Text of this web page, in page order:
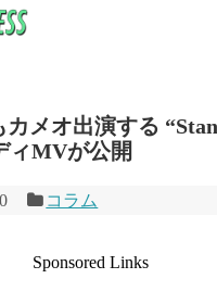
メオ出演する
ィMVが公開
コラム
Sponsored Links